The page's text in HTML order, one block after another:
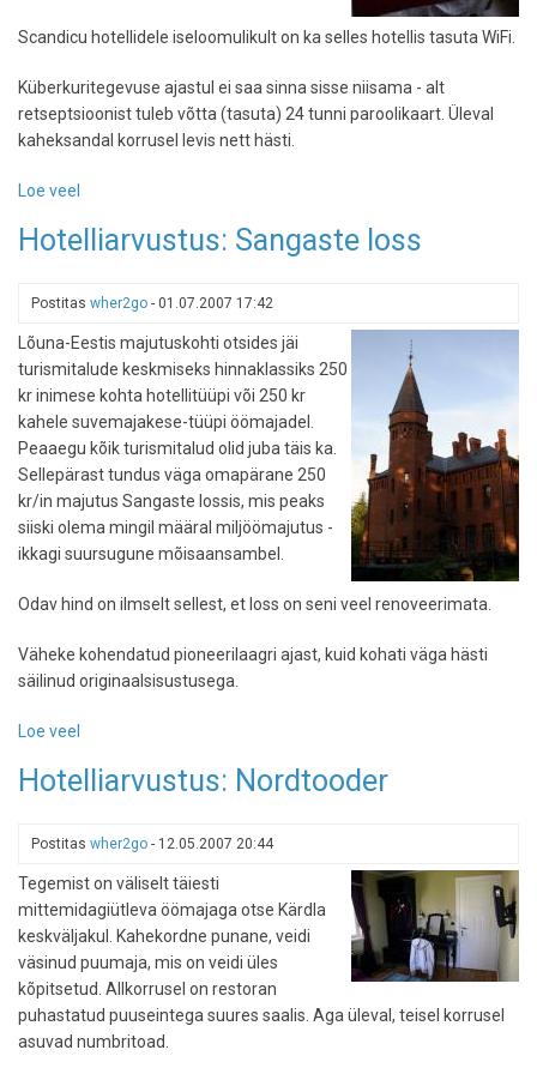
Scandicu hotellidele iseloomulikult on ka selles hotellis tasuta WiFi.
Küberkuritegevuse ajastul ei saa sinna sisse niisama - alt
retseptsioonist tuleb võtta (tasuta) 24 tunni paroolikaart. Üleval
kaheksandal korrusel levis nett hästi.
Loe veel
Scandic
Anglais
Hotelliarvustus: Sangaste loss
Postitas wher2go - 01.07.2007 17:42
Lõuna-Eestis majutuskohti otsides jäi
turismitalude keskmiseks hinnaklassiks 250
kr inimese kohta hotellitüüpi või 250 kr
kahele suvemajakese-tüüpi öömajadel.
Peaaegu kõik turismitalud olid juba täis ka.
Sellepärast tundus väga omapärane 250
kr/in majutus Sangaste lossis, mis peaks
siiski olema mingil määral miljöömajutus -
ikkagi suursugune mõisaansambel.
Odav hind on ilmselt sellest, et loss on seni veel renoveerimata.
Väheke kohendatud pioneerilaagri ajast, kuid kohati väga hästi
säilinud originaalsisustusega.
Loe veel
Sangaste
Hotelliarvustus: Nordtooder
Postitas wher2go - 12.05.2007 20:44
Tegemist on väliselt täiesti
mittemidagiütleva öömajaga otse Kärdla
keskväljakul. Kahekordne punane, veidi
väsinud puumaja, mis on veidi üles
kõpitsetud. Allkorrusel on restoran
puhastatud puuseintega suures saalis. Aga üleval, teisel korrusel
asuvad numbritoad.